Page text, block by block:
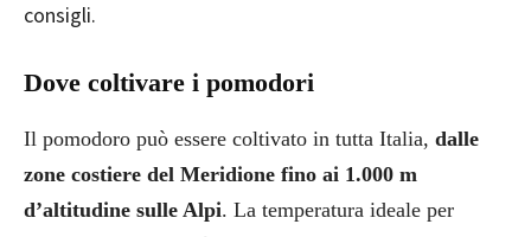
consigli.
Dove coltivare i pomodori
Il pomodoro può essere coltivato in tutta Italia, dalle
zone costiere del Meridione fino ai 1.000 m
d’altitudine sulle Alpi. La temperatura ideale per